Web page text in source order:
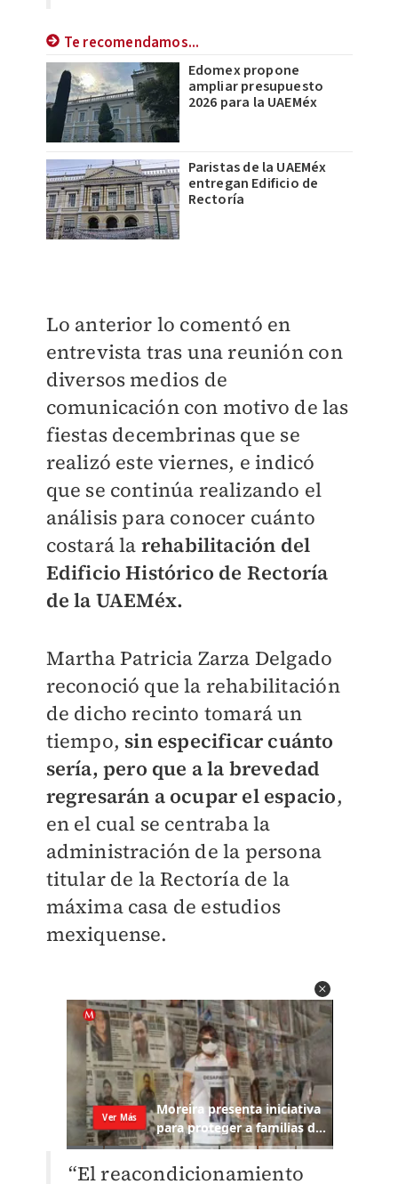
Te recomendamos...
Edomex propone
ampliar presupuesto
2026 para la UAEMéx
Paristas de la UAEMéx
entregan Edificio de
Rectoría
Lo anterior lo comentó en
entrevista tras una reunión con
diversos medios de
comunicación con motivo de las
fiestas decembrinas que se
realizó este viernes, e indicó
que se continúa realizando el
análisis para conocer cuánto
costará la rehabilitación del
Edificio Histórico de Rectoría
de la UAEMéx.
Martha Patricia Zarza Delgado
reconoció que la rehabilitación
de dicho recinto tomará un
tiempo, sin especificar cuánto
sería, pero que a la brevedad
regresarán a ocupar el espacio,
en el cual se centraba la
administración de la persona
titular de la Rectoría de la
máxima casa de estudios
mexiquense.
“El reacondicionamiento